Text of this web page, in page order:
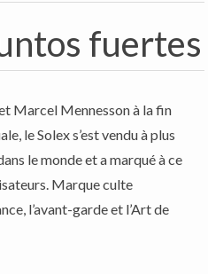
fuertes
Marcel Mennesson à la fin
le Solex s’est vendu à plus
le monde et a marqué à ce
Marque culte
l’avant-garde et l’Art de